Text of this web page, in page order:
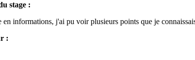
stage :
informations, j'ai pu voir plusieurs points que je
: